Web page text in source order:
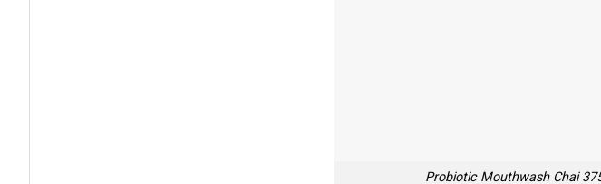
Probiotic Mouthwash Chai